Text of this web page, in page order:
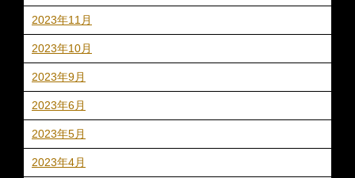
2023年11月
2023年10月
2023年9月
2023年6月
2023年5月
2023年4月